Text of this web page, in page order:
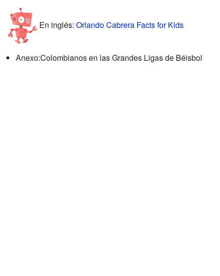
En inglés: Orlando Cabrera Facts for Kids
Anexo:Colombianos en las Grandes Ligas de Béisbol